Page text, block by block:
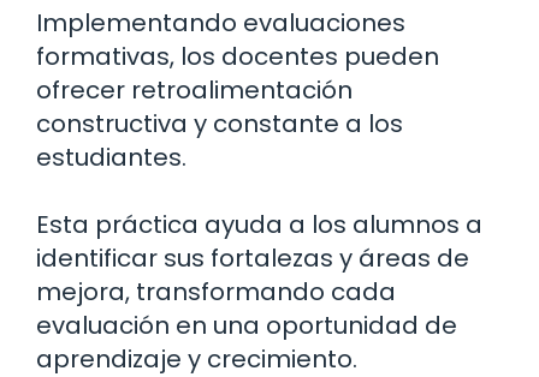
Implementando evaluaciones
formativas, los docentes pueden
ofrecer retroalimentación
constructiva y constante a los
estudiantes.
Esta práctica ayuda a los alumnos a
identificar sus fortalezas y áreas de
mejora, transformando cada
evaluación en una oportunidad de
aprendizaje y crecimiento.